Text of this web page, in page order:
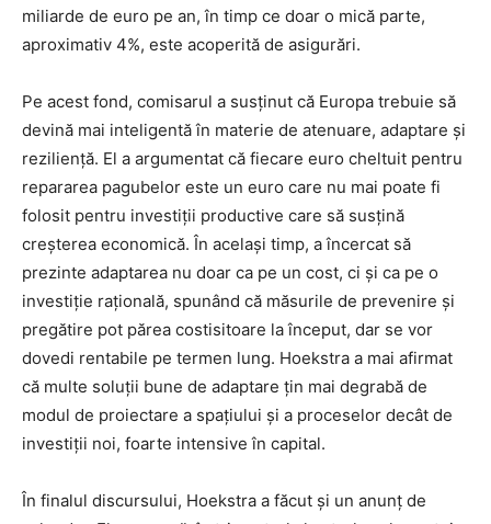
miliarde de euro pe an, în timp ce doar o mică parte,
aproximativ 4%, este acoperită de asigurări.
Pe acest fond, comisarul a susținut că Europa trebuie să
devină mai inteligentă în materie de atenuare, adaptare și
reziliență. El a argumentat că fiecare euro cheltuit pentru
repararea pagubelor este un euro care nu mai poate fi
folosit pentru investiții productive care să susțină
creșterea economică. În același timp, a încercat să
prezinte adaptarea nu doar ca pe un cost, ci și ca pe o
investiție rațională, spunând că măsurile de prevenire și
pregătire pot părea costisitoare la început, dar se vor
dovedi rentabile pe termen lung. Hoekstra a mai afirmat
că multe soluții bune de adaptare țin mai degrabă de
modul de proiectare a spațiului și a proceselor decât de
investiții noi, foarte intensive în capital.
În finalul discursului, Hoekstra a făcut și un anunț de